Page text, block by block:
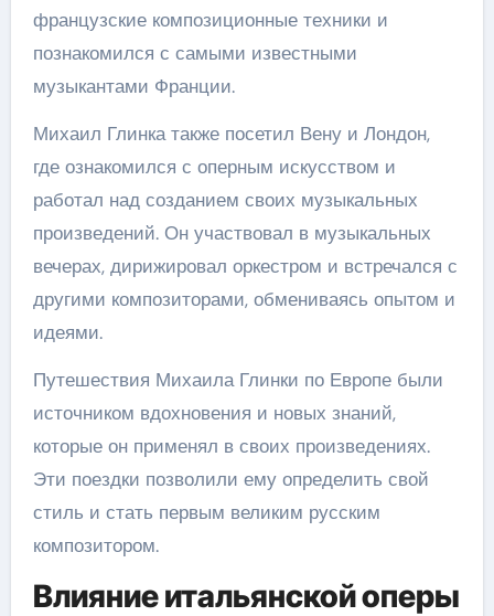
французские композиционные техники и
познакомился с самыми известными
музыкантами Франции.
Михаил Глинка также посетил Вену и Лондон,
где ознакомился с оперным искусством и
работал над созданием своих музыкальных
произведений. Он участвовал в музыкальных
вечерах, дирижировал оркестром и встречался с
другими композиторами, обмениваясь опытом и
идеями.
Путешествия Михаила Глинки по Европе были
источником вдохновения и новых знаний,
которые он применял в своих произведениях.
Эти поездки позволили ему определить свой
стиль и стать первым великим русским
композитором.
Влияние итальянской оперы